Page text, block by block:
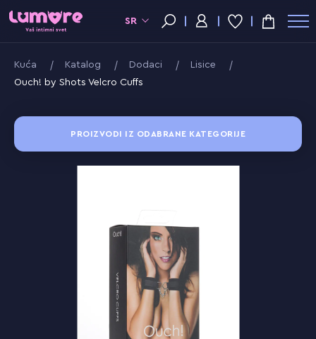
SR
Kuća Katalog Dodaci
Lisice
Ouch! by Shots Velcro Cuffs
PROIZVODI IZ ODABRANE KATEGORIJE